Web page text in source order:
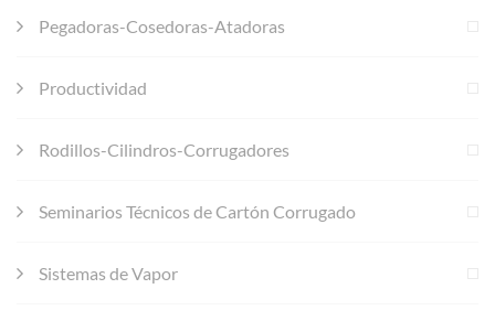
Pegadoras-Cosedoras-Atadoras
Productividad
Rodillos-Cilindros-Corrugadores
Seminarios Técnicos de Cartón Corrugado
Sistemas de Vapor